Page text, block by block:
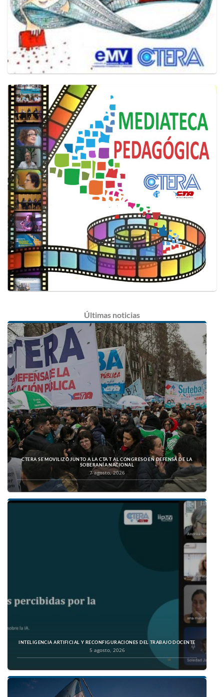
Últimas noticias
CTERA SE MOVILIZÓ JUNTO A LA CTA T AL CONGRESO EN DEFENSA DE LA
SOBERANÍA NACIONAL
7 agosto, 2026
INTELIGENCIA ARTIFICIAL Y RECONFIGURACIONES DEL TRABAJO DOCENTE
5 agosto, 2026